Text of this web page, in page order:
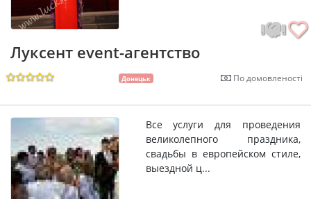
Луксент event-агентство
Донецьк По домовленості
Все услуги для проведения
великолепного праздника,
свадьбы в европейском стиле,
выездной ц...